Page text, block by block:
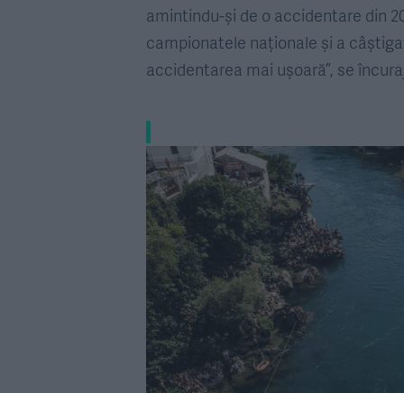
amintindu-și de o accidentare din
campionatele naționale și a
accidentarea mai ușoară”, se